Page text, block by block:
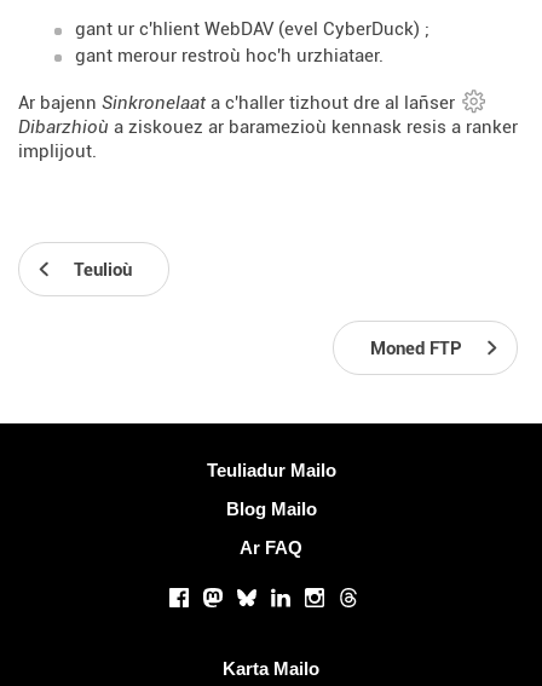
gant ur c'hlient WebDAV (evel CyberDuck) ;
gant merour restroù hoc'h urzhiataer.
Ar bajenn Sinkronelaat a c'haller tizhout dre al lañser
Dibarzhioù a ziskouez ar baramezioù kennask resis a ranker
implijout.
Teulioù
Moned FTP
Teuliadur Mailo
Blog Mailo
Ar FAQ
Facebook
Mastodon
BlueskyLinkedInInstagram
Threads
Karta Mailo